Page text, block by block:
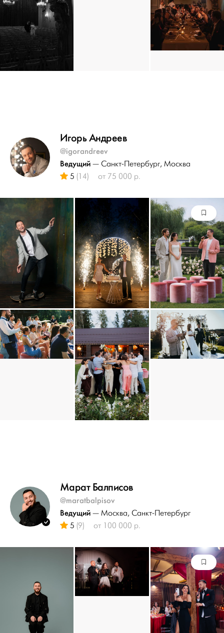
Игорь Андреев
@igorandreev
Ведущий — Санкт-Петербург, Москва
5 (14) от 75 000 р.
Марат Балписов
@maratbalpisov
Ведущий — Москва, Санкт-Петербург
5 (9) от 100 000 р.